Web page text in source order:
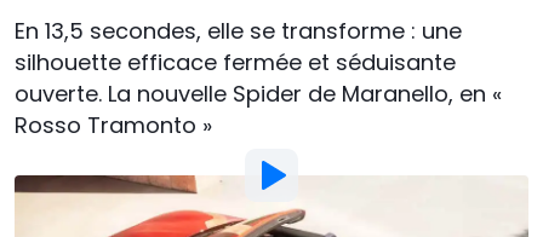
En 13,5 secondes, elle se transforme : une
silhouette efficace fermée et séduisante
ouverte. La nouvelle Spider de Maranello, en «
Rosso Tramonto »
Photo:Ferrari